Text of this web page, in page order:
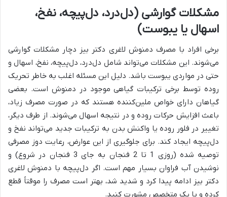
مشکلات گوارشی (دل‌درد، دل‌پیچه، نفخ،
اسهال یا یبوست)
برخی افراد با مصرف دمنوش لاغری دکتر بیز دچار مشکلات گوارشی
می‌شوند. این مشکلات می‌تواند شامل دل‌درد، دل‌پیچه، نفخ، اسهال و
حتی در مواردی یبوست باشد. دلیل این مسئله اغلب به خاطر تحریک
روده توسط برخی ترکیبات گیاهی موجود در دمنوش است. بعضی
گیاهان دارای خواص ملین‌کننده هستند که در صورت مصرف زیاد،
باعث افزایش حرکات روده و در نتیجه اسهال می‌شوند. از طرف دیگر،
تغییر در فلور روده یا واکنش بدن به ترکیبات جدید می‌تواند نفخ و
دل‌پیچه ایجاد کند. برای جلوگیری از این عوارض، رعایت دوز مصرفی
توصیه شده (روزی 1 تا 2 فنجان به جای 3 فنجان در شروع) و
نوشیدن آب فراوان بسیار مهم است. اگر دل‌پیچه با دمنوش لاغری
دکتر بیز ادامه پیدا کرد و شدید شد، بهتر است مصرف را موقتاً قطع
کرده و با یک متخصص مشورت کنید.